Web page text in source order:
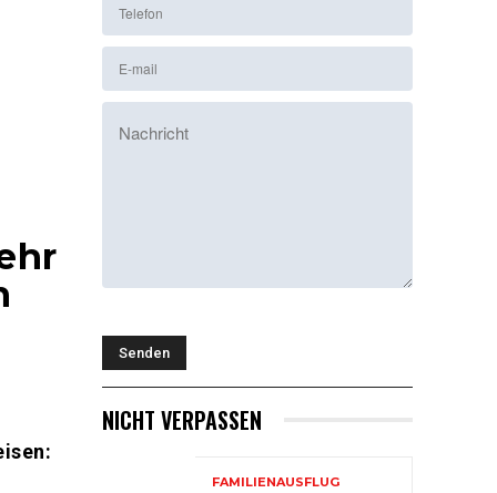
NICHT VERPASSEN
FAMILIENAUSFLUG